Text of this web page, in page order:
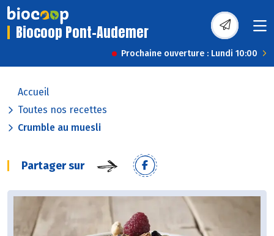
Biocoop Pont-Audemer
Prochaine ouverture : Lundi 10:00
Accueil
Toutes nos recettes
Crumble au muesli
Partager sur